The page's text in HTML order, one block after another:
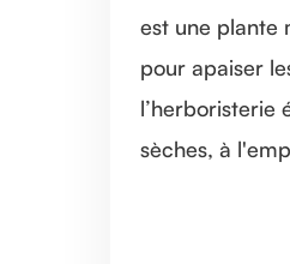
est une plante
pour apaiser
l’herboristerie
sèches, à